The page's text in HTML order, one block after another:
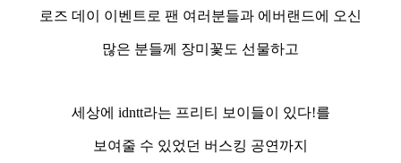
로즈 데이 이벤트로 팬 여러분들과 에버랜드에 오신
많은 분들께 장미꽃도 선물하고
세상에 idntt라는 프리티 보이들이 있다!를
보여줄 수 있었던 버스킹 공연까지